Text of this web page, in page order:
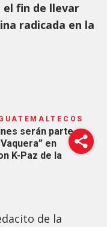
el fin de llevar
radicada en la
serán parte
en
K-Paz de la
de la